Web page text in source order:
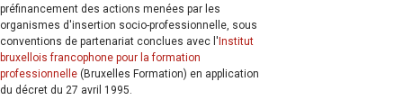
préfinancement des actions menées par les
organismes d'insertion socio-professionnelle, sous
conventions de partenariat conclues avec l'Institut
bruxellois francophone pour la formation
professionnelle (Bruxelles Formation) en application
du décret du 27 avril 1995.